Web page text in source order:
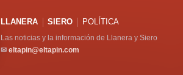
LLANERA SIERO POLÍTICA
Las noticias y la información de Llanera y Siero
✉ eltapin@eltapin.com